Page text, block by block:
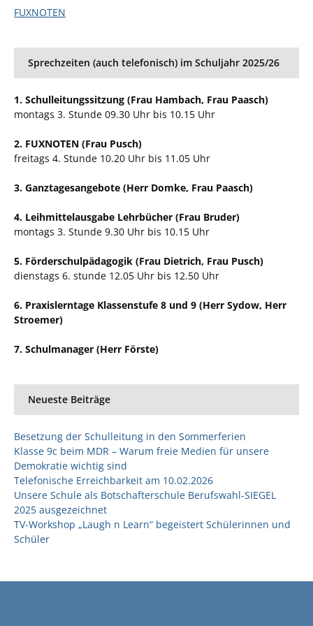
FUXNOTEN
Sprechzeiten (auch telefonisch) im Schuljahr 2025/26
1. Schulleitungssitzung (Frau Hambach, Frau Paasch)
montags 3. Stunde 09.30 Uhr bis 10.15 Uhr
2. FUXNOTEN (Frau Pusch)
freitags 4. Stunde 10.20 Uhr bis 11.05 Uhr
3. Ganztagesangebote (Herr Domke, Frau Paasch)
4. Leihmittelausgabe Lehrbücher (Frau Bruder)
montags 3. Stunde 9.30 Uhr bis 10.15 Uhr
5. Förderschulpädagogik (Frau Dietrich, Frau Pusch)
dienstags 6. stunde 12.05 Uhr bis 12.50 Uhr
6. Praxislerntage Klassenstufe 8 und 9 (Herr Sydow, Herr
Stroemer)
7. Schulmanager (Herr Förste)
Neueste Beiträge
Besetzung der Schulleitung in den Sommerferien
Klasse 9c beim MDR – Warum freie Medien für unsere
Demokratie wichtig sind
Telefonische Erreichbarkeit am 10.02.2026
Unsere Schule als Botschafterschule Berufswahl-SIEGEL
2025 ausgezeichnet
TV-Workshop „Laugh n Learn“ begeistert Schülerinnen und
Schüler